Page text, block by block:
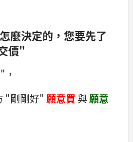
麼決定的，您要先了
價"
"剛剛好" 願意買 與願意